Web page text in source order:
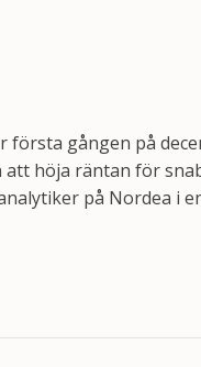
första gången på
höja räntan för
på Nordea i